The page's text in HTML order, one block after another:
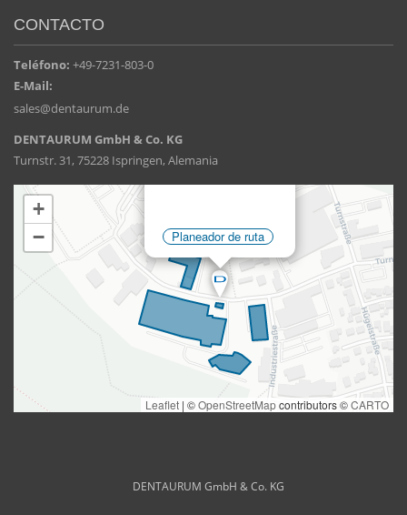
CONTACTO
Teléfono: +49-7231-803-0
E-Mail:
sales@dentaurum.de
DENTAURUM GmbH & Co. KG
Turnstr. 31, 75228 Ispringen, Alemania
DENTAURUM GmbH & Co. KG